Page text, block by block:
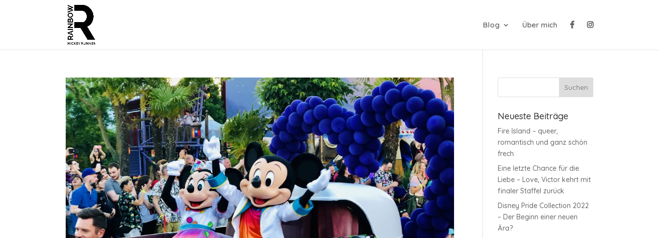
Blog Über mich
Neueste Beiträge
Fire Island – queer,
romantisch und ganz schön
frech
Eine letzte Chance für die
Liebe – Love, Victor kehrt mit
finaler Staffel zurück
Disney Pride Collection 2022
– Der Beginn einer neuen
Ära?